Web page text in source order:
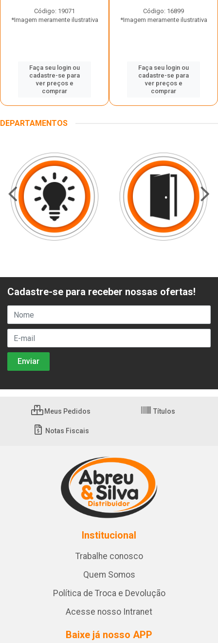
Código: 19071
*Imagem meramente ilustrativa
Faça seu login ou
cadastre-se para
ver preços e
comprar
Código: 16899
*Imagem meramente ilustrativa
Faça seu login ou
cadastre-se para
ver preços e
comprar
DEPARTAMENTOS
Cadastre-se para receber nossas ofertas!
Meus Pedidos Títulos
Notas Fiscais
Institucional
Trabalhe conosco
Quem Somos
Política de Troca e Devolução
Acesse nosso Intranet
Baixe já nosso APP